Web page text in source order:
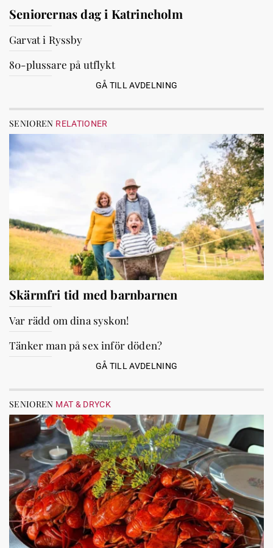
Seniorernas dag i Katrineholm
Garvat i Ryssby
80-plussare på utflykt
GÅ TILL AVDELNING
SENIOREN RELATIONER
Skärmfri tid med barnbarnen
Var rädd om dina syskon!
Tänker man på sex inför döden?
GÅ TILL AVDELNING
SENIOREN MAT & DRYCK